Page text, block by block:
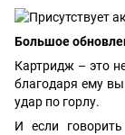
Большое
Картридж – это
благодаря ему
удар по горлу.
И если